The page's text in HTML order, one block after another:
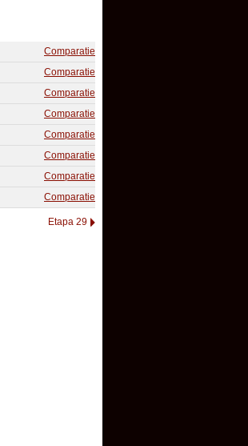
Comparatie
Comparatie
Comparatie
Comparatie
Comparatie
Comparatie
Comparatie
Comparatie
Etapa 29